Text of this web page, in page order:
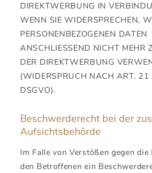
DIREKTWERBUNG IN
WENN SIE WIDERSPRECHEN,
PERSONENBEZOGENEN DATEN
ANSCHLIESSEND NICHT MEHR
DER DIREKTWERBUNG
(WIDERSPRUCH NACH ART. 21
DSGVO).
Beschwerde­recht bei der
Aufsichts­behörde
Im Falle von Verstößen gegen die
den Betroffenen ein